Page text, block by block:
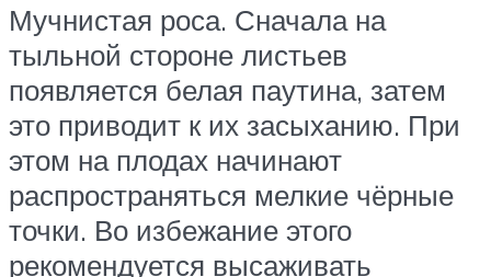
Мучнистая роса. Сначала на
тыльной стороне листьев
появляется белая паутина, затем
это приводит к их засыханию. При
этом на плодах начинают
распространяться мелкие чёрные
точки. Во избежание этого
рекомендуется высаживать